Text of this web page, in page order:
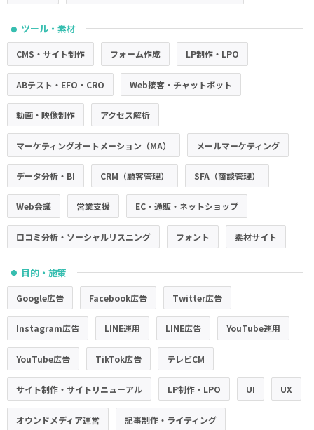
● ツール・素材
CMS・サイト制作 フォーム作成 LP制作・LPO
ABテスト・EFO・CRO Web接客・チャットボット
動画・映像制作 アクセス解析
マーケティングオートメーション（MA） メールマーケティング
データ分析・BI CRM（顧客管理） SFA（商談管理）
Web会議 営業支援 EC・通販・ネットショップ
口コミ分析・ソーシャルリスニング フォント 素材サイト
● 目的・施策
Google広告 Facebook広告 Twitter広告
Instagram広告 LINE運用 LINE広告 YouTube運用
YouTube広告 TikTok広告 テレビCM
サイト制作・サイトリニューアル LP制作・LPO UI UX
オウンドメディア運営 記事制作・ライティング